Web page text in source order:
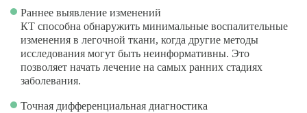
Раннее выявление изменений
КТ способна обнаружить минимальные воспалительные
изменения в легочной ткани, когда другие методы
исследования могут быть неинформативны. Это
позволяет начать лечение на самых ранних стадиях
заболевания.
Точная дифференциальная диагностика